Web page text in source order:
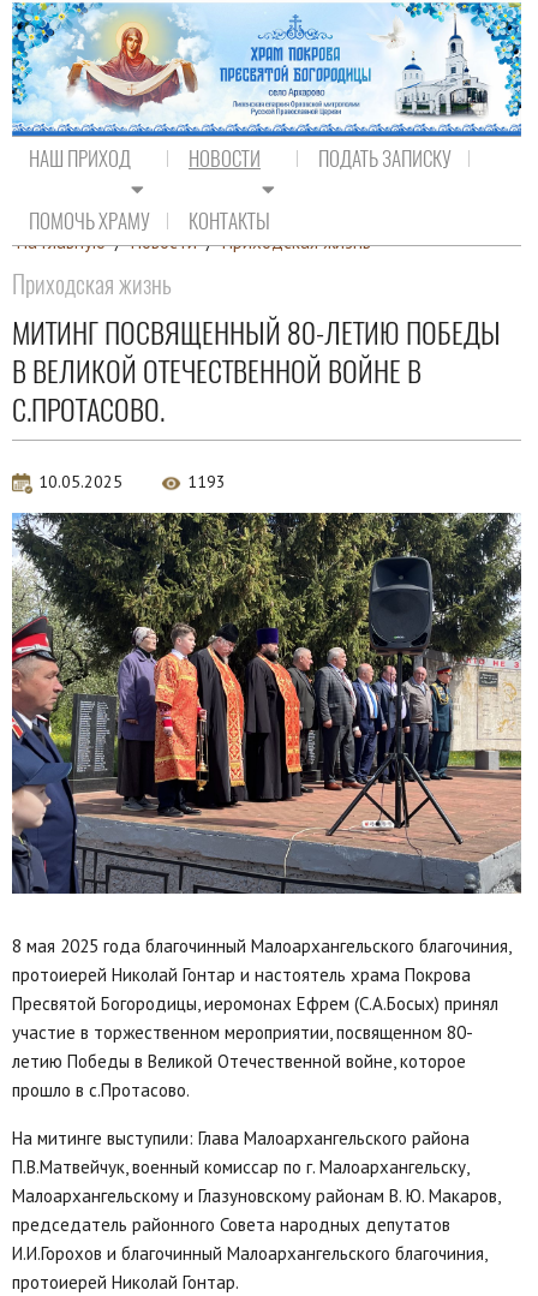
НАШ ПРИХОД НОВОСТИ ПОДАТЬ ЗАПИСКУ
ПОМОЧЬ ХРАМУ КОНТАКТЫ
На главную / Новости / Приходская жизнь
Приходская жизнь
МИТИНГ ПОСВЯЩЕННЫЙ 80-ЛЕТИЮ ПОБЕДЫ
В ВЕЛИКОЙ ОТЕЧЕСТВЕННОЙ ВОЙНЕ В
С.ПРОТАСОВО.
10.05.2025 1193
8 мая 2025 года благочинный Малоархангельского благочиния,
протоиерей Николай Гонтар и настоятель храма Покрова
Пресвятой Богородицы, иеромонах Ефрем (С.А.Босых) принял
участие в торжественном мероприятии, посвященном 80-
летию Победы в Великой Отечественной войне, которое
прошло в с.Протасово.
На митинге выступили: Глава Малоархангельского района
П.В.Матвейчук, военный комиссар по г. Малоархангельску,
Малоархангельскому и Глазуновскому районам В. Ю. Макаров,
председатель районного Совета народных депутатов
И.И.Горохов и благочинный Малоархангельского благочиния,
протоиерей Николай Гонтар.